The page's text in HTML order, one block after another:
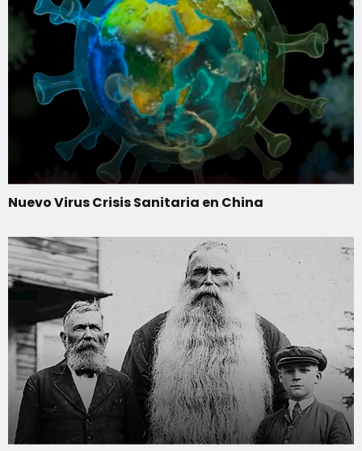
Nuevo Virus Crisis Sanitaria en China